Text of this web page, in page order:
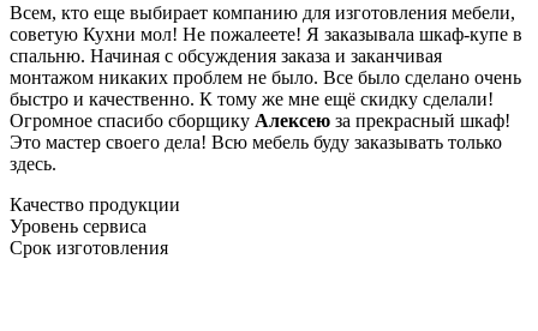
Всем, кто еще выбирает компанию для изготовления мебели,
советую Кухни мол! Не пожалеете! Я заказывала шкаф-купе в
спальню. Начиная с обсуждения заказа и заканчивая
монтажом никаких проблем не было. Все было сделано очень
быстро и качественно. К тому же мне ещё скидку сделали!
Огромное спасибо сборщику Алексею за прекрасный шкаф!
Это мастер своего дела! Всю мебель буду заказывать только
здесь.
Качество продукции
Уровень сервиса
Срок изготовления